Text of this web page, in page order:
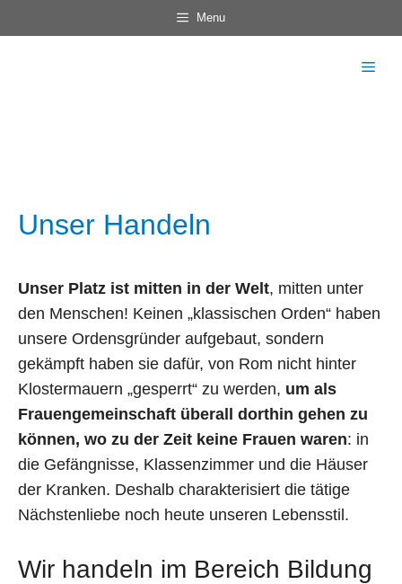
Inhalt
Menu
Unser Handeln
Unser Platz ist mitten in der Welt, mitten unter
den Menschen! Keinen „klassischen Orden“ haben
unsere Ordensgründer aufgebaut, sondern
gekämpft haben sie dafür, von Rom nicht hinter
Klostermauern „gesperrt“ zu werden, um als
Frauengemeinschaft überall dorthin gehen zu
können, wo zu der Zeit keine Frauen waren: in
die Gefängnisse, Klassenzimmer und die Häuser
der Kranken. Deshalb charakterisiert die tätige
Nächstenliebe noch heute unseren Lebensstil.
Wir handeln im Bereich Bildung